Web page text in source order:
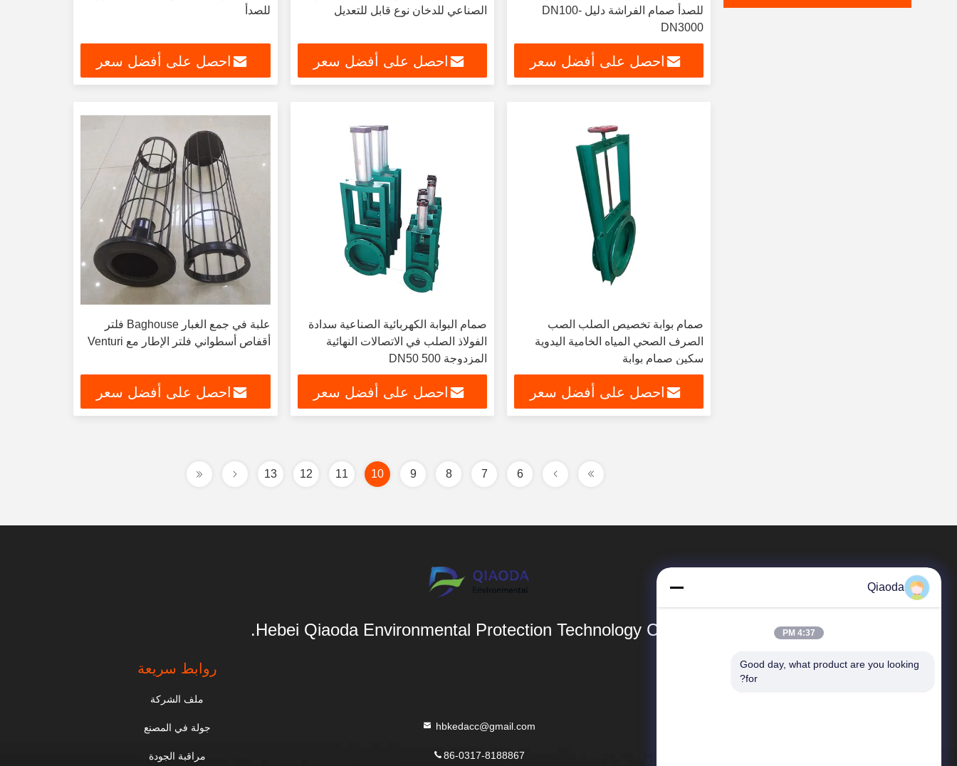
للصدأ صمام الفراشة دليل DN100-
DN3000
احصل على أفضل سعر
الصناعي للدخان نوع قابل للتعديل
احصل على أفضل سعر
للصدأ
احصل على أفضل سعر
صمام بوابة تخصيص الصلب الصب
الصرف الصحي المياه الخامية اليدوية
سكين صمام بوابة
احصل على أفضل سعر
صمام البوابة الكهربائية الصناعية سدادة
الفولاذ الصلب في الاتصالات النهائية
المزدوجة DN50 500
احصل على أفضل سعر
علبة في جمع الغبار Baghouse فلتر
أقفاص أسطواني فلتر الإطار مع Venturi
احصل على أفضل سعر
6
7
8
9
10
11
12
13
Hebei Qiaoda Environmental Protection Technology Co., Ltd.
المنتجات
hbkedacc@gmail.com
86-0317-8188867
روابط سريعة
ملف الشركة
جولة في المصنع
مراقبة الجودة
Qiaoda
4:37 PM
Good day, what product are you looking
for?